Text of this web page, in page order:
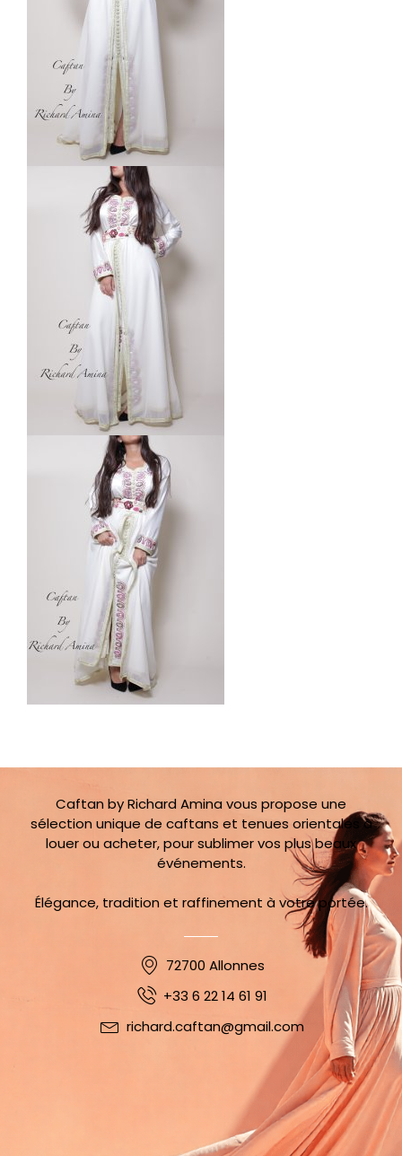
Caftan by Richard Amina vous propose une
sélection unique de caftans et tenues orientales à
louer ou acheter, pour sublimer vos plus beaux
événements.
Élégance, tradition et raffinement à votre portée.
72700 Allonnes
+33 6 22 14 61 91
richard.caftan@gmail.com